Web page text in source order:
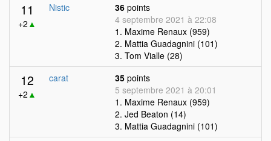
11
+2 ▲
Nistic 36 points
4 septembre 2021 à 22:08
1. Maxime Renaux (959)
2. Mattia Guadagnini (101)
3. Tom Vialle (28)
12
+2 ▲
carat 35 points
5 septembre 2021 à 20:01
1. Maxime Renaux (959)
2. Jed Beaton (14)
3. Mattia Guadagnini (101)